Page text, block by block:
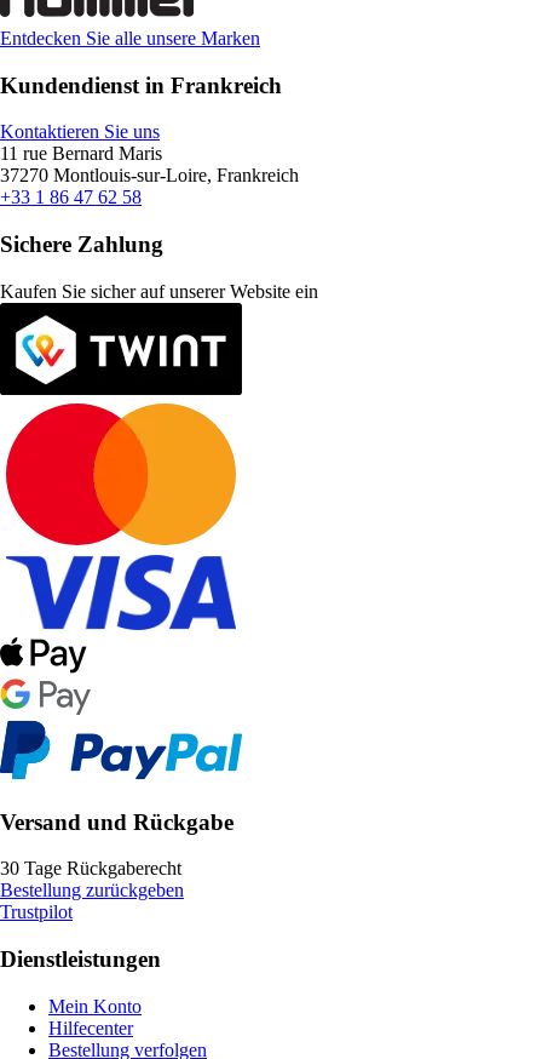
Entdecken Sie alle unsere Marken
Kundendienst in Frankreich
Kontaktieren Sie uns
11 rue Bernard Maris
37270 Montlouis-sur-Loire, Frankreich
+33 1 86 47 62 58
Sichere Zahlung
Kaufen Sie sicher auf unserer Website ein
Versand und Rückgabe
30 Tage Rückgaberecht
Bestellung zurückgeben
Trustpilot
Dienstleistungen
Mein Konto
Hilfecenter
Bestellung verfolgen